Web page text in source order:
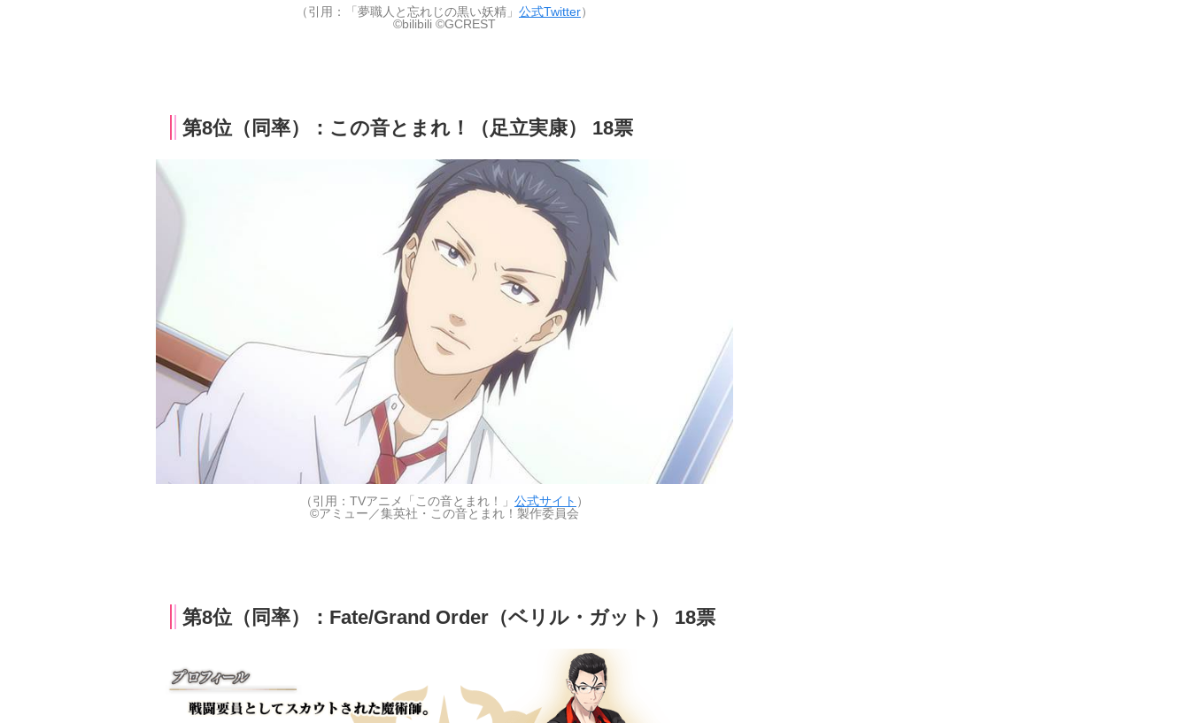
（引用：「夢職人と忘れじの黒い妖精」 公式Twitter）
©bilibili ©GCREST
第8位（同率）：この音とまれ！（足立実康） 18票
（引用：TVアニメ「この音とまれ！」 公式サイト ）
©アミュー／集英社・この音とまれ！製作委員会
第8位（同率）：Fate/Grand Order（ベリル・ガット） 18票